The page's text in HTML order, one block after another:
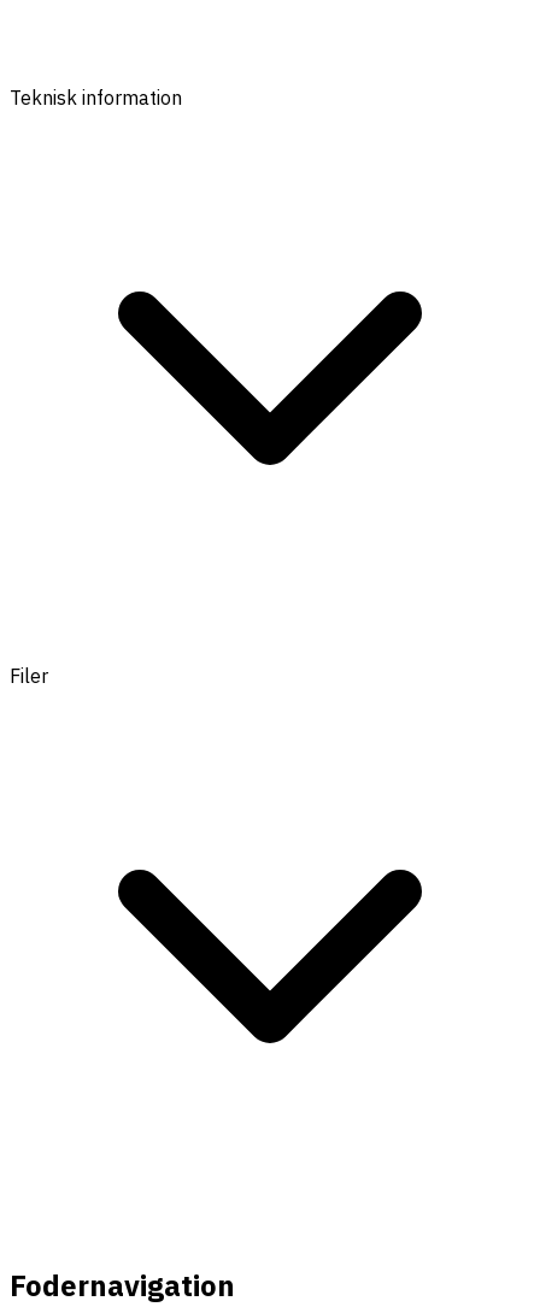
Teknisk information
Filer
Fodernavigation